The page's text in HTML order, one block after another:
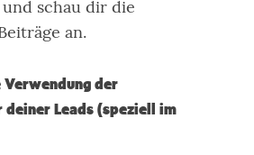
schau dir die
an.
der
deiner Leads (speziell im